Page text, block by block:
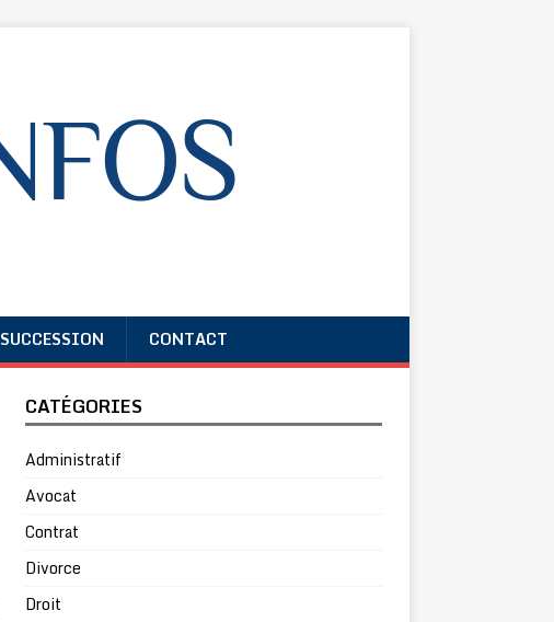
SUCCESSION CONTACT
CATÉGORIES
Administratif
Avocat
Contrat
Divorce
Droit